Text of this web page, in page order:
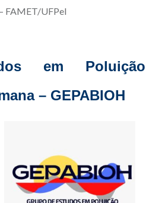
FAMET/UFPel
em
– GEPABIOH